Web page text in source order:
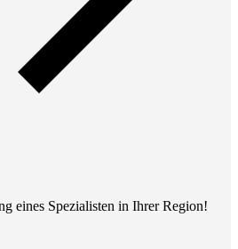
eines Spezialisten in Ihrer Region!